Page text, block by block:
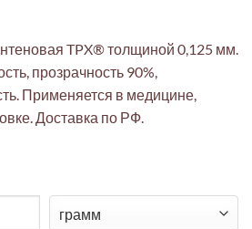
TPX® толщиной 0,125 мм.
прозрачность 90%,
Применяется в медицине,
Доставка по РФ.